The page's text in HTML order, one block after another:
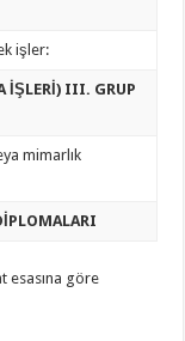
işler:
İŞLERİ) III. GRUP
mimarlık
esasına göre